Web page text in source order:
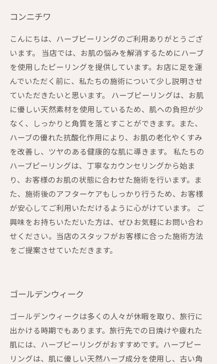
コンニチワ
こんにちは、ハーブピーリングのご利用ありがとうござ
います。 当店では、お肌の悩みを解消するためにハーブ
を使用したピーリングを提供しています。お店に足を運
んでいただく前に、私たちの施術について少し説明させ
ていただきたいと思います。 ハーブピーリングは、お肌
に優しい天然素材を使用しているため、肌への負担が少
なく、しっかりと角質を落とすことができます。また、
ハーブの優れた抗酸化作用により、お肌の老化やくすみ
を改善し、ツヤのある健康的な肌に導きます。 私たちの
ハーブピーリングは、丁寧なカウンセリングから始ま
り、お客様のお肌の状態に合わせた施術を行います。ま
た、施術後のアフターケアもしっかり行うため、お客様
が安心してご利用いただけるように心がけています。 ご
興味をお持ちいただいた方は、ぜひお気軽にお問い合わ
せください。当店のスタッフがお客様に合った施術方法
をご提案させていただきます。
ゴールデンウィーク
ゴールデンウィークは多くの人々が休暇を取り、旅行に
出かける時期でもあります。旅行先での日焼けや疲れた
肌には、ハーブピーリングがおすすめです。ハーブピー
リングは、肌に優しい天然ハーブ成分を使用し、古い角